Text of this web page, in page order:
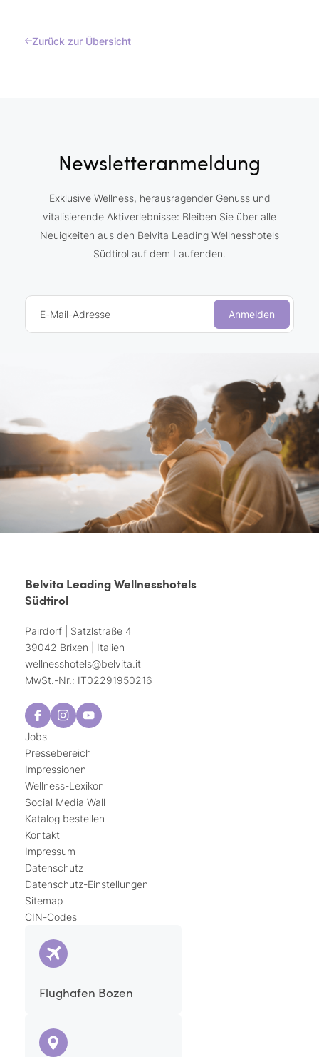
Zurück zur Übersicht
Newsletteranmeldung
Exklusive Wellness, herausragender Genuss und
vitalisierende Aktiverlebnisse: Bleiben Sie über alle
Neuigkeiten aus den Belvita Leading Wellnesshotels
Südtirol auf dem Laufenden.
E-Mail-Adresse Anmelden
Belvita Leading Wellnesshotels
Südtirol
Pairdorf | Satzlstraße 4
39042 Brixen | Italien
wellnesshotels@belvita.it
MwSt.-Nr.: IT02291950216
Jobs
Pressebereich
Impressionen
Wellness-Lexikon
Social Media Wall
Katalog bestellen
Kontakt
Impressum
Datenschutz
Datenschutz-Einstellungen
Sitemap
CIN-Codes
Flughafen Bozen